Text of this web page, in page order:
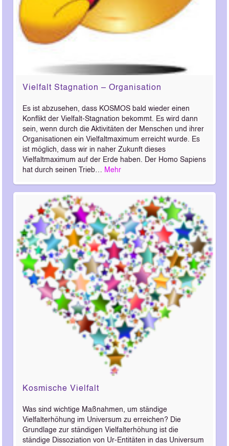
Vielfalt Stagnation – Organisation
Es ist abzusehen, dass KOSMOS bald wieder einen
Konflikt der Vielfalt-Stagnation bekommt. Es wird dann
sein, wenn durch die Aktivitäten der Menschen und ihrer
Organisationen ein Vielfaltmaximum erreicht wurde. Es
ist möglich, dass wir in naher Zukunft dieses
Vielfaltmaximum auf der Erde haben. Der Homo Sapiens
hat durch seinen Trieb… Mehr
Kosmische Vielfalt
Was sind wichtige Maßnahmen, um ständige
Vielfalterhöhung im Universum zu erreichen? Die
Grundlage zur ständigen Vielfalterhöhung ist die
ständige Dissoziation von Ur-Entitäten in das Universum